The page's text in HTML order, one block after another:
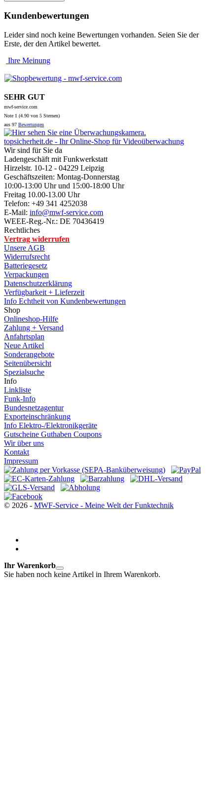
Kundenbewertungen
Leider sind noch keine Bewertungen vorhanden. Seien Sie der
Erste, der den Artikel bewertet.
Ihre Meinung
SEHR GUT
mwf-service.com
Note 1 (4.90 von 5 Sternen)
aus 97 Bewertungen
topsicherheit.de - Ihr Online-Shop für Videoüberwachung
Wir sind für Sie da
Ladengeschäft mit Funkwerkstatt
Hirzelstr. 10-12 - 04229 Leipzig
Geschäftszeiten: Montag-Donnerstag
10:00-13:00 Uhr und 15:00-18:00 Uhr
Freitag 10.00-13.00 Uhr
Telefon: +49 341 4252038
E-Mail: info@mwf-service.com
WEEE-Reg.-Nr.: DE 70436419
Rechtliches
Vertrag widerrufen
Unsere AGB
Widerrufsrecht
Batteriegesetz
Verpackungen
Datenschutzerklärung
Verfügbarkeit + Lieferzeit
Info Echtheit von Kundenbewertungen
Shop
Onlineshop-Hilfe
Zahlung + Versand
Anfahrtsplan
Neue Artikel
Sonderangebote
Seitenübersicht
Spezialsuche
Info
Linkliste
Funk-Info
Bundesnetzagentur
Exporteinschränkung
Info Elektro-/Elektronikgeräte
Gutscheine Guthaben Coupons
Wir über uns
Kontakt
Impressum
© 2026 - MWF-Service - Meine Welt der Funktechnik
Ihr Warenkorb
Sie haben noch keine Artikel in Ihrem Warenkorb.